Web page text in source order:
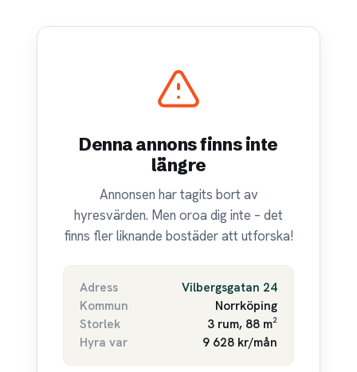
Denna annons finns inte
längre
Annonsen har tagits bort av
hyresvärden. Men oroa dig inte – det
finns fler liknande bostäder att utforska!
Adress
Vilbergsgatan 24
Kommun
Norrköping
Storlek
3 rum, 88 m²
Hyra var
9 628 kr/mån